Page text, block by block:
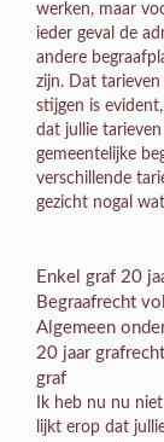
werken, maar
ieder geval de
andere
zijn. Dat
stijgen is
dat jullie
gemeentelijke
verschillende
gezicht nogal
Enkel graf 20
Begraafrecht
Algemeen
20 jaar
graf
Ik heb nu nu
lijkt erop dat